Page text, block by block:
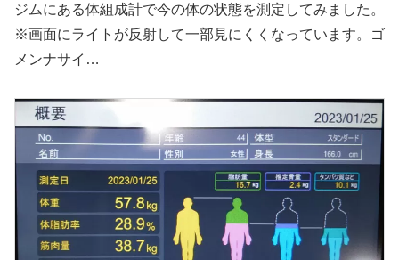
ジムにある体組成計で今の体の状態を測定してみました。
※画面にライトが反射して一部見にくくなっています。ゴ
メンナサイ…